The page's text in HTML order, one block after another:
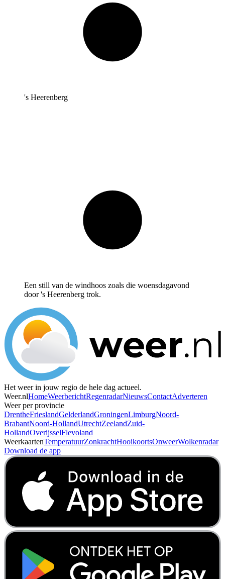
door 's Heerenberg trok.
Het weer in jouw regio de hele dag actueel.
Weer.nlHomeWeerberichtRegenradarNieuwsContactAdverteren
Weer per provincie
DrentheFrieslandGelderland
BrabantNoord-HollandUtrechtZeelandZuid-
HollandOverijssel
WeerkaartenTemperatuurZonkrachtHooikoortsOnweerWolkenradar
Download de app